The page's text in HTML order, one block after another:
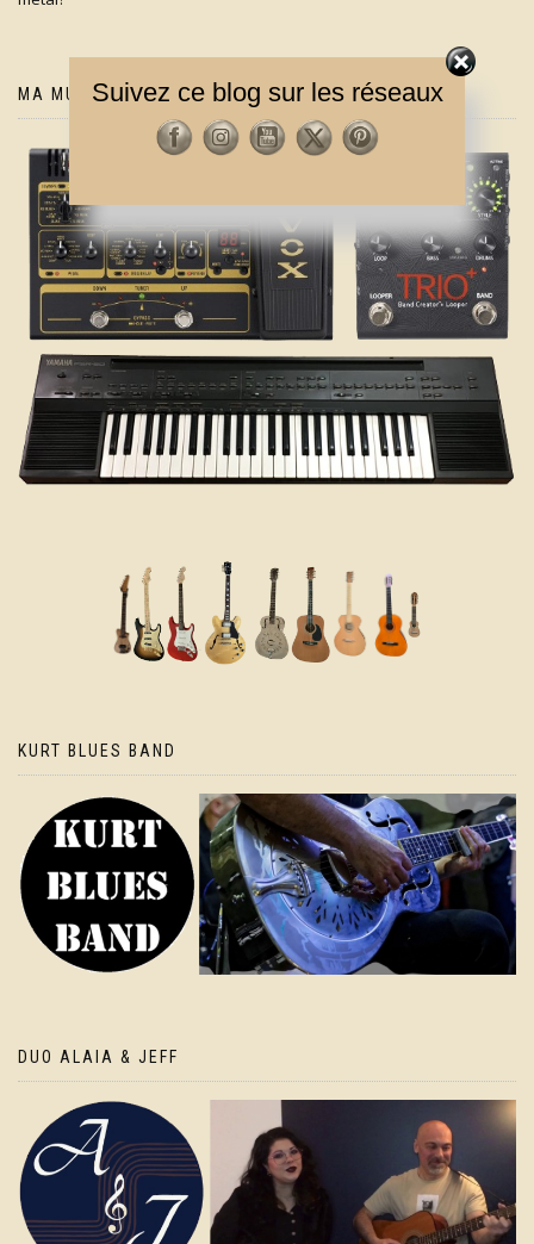
MA MUSIQUE
KURT BLUES BAND
DUO ALAIA & JEFF
Suivez ce blog sur les réseaux